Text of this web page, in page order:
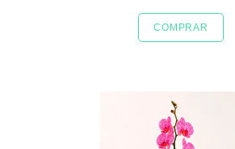
COMPRAR